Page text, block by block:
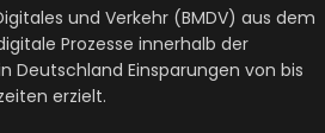
und Verkehr (BMDV) aus dem
Prozesse innerhalb der
Deutschland Einsparungen von bis
erzielt.